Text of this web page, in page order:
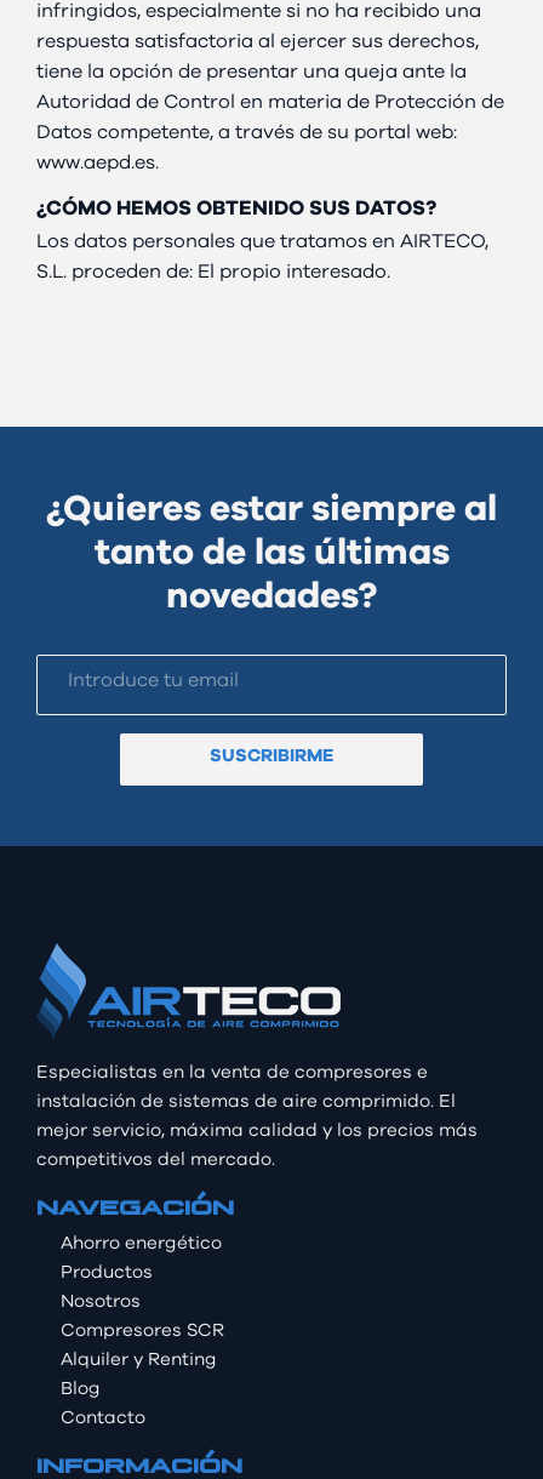
infringidos, especialmente si no ha recibido una
respuesta satisfactoria al ejercer sus derechos,
tiene la opción de presentar una queja ante la
Autoridad de Control en materia de Protección de
Datos competente, a través de su portal web:
www.aepd.es.
¿CÓMO HEMOS OBTENIDO SUS DATOS?
Los datos personales que tratamos en AIRTECO,
S.L. proceden de: El propio interesado.
¿Quieres estar siempre al
tanto de las últimas
novedades?
SUSCRIBIRME
Especialistas en la venta de compresores e
instalación de sistemas de aire comprimido. El
mejor servicio, máxima calidad y los precios más
competitivos del mercado.
NAVEGACIÓN
Ahorro energético
Productos
Nosotros
Compresores SCR
Alquiler y Renting
Blog
Contacto
INFORMACIÓN